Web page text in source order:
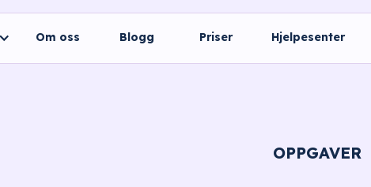
Om oss Blogg Priser Hjelpesenter
OPPGAVER